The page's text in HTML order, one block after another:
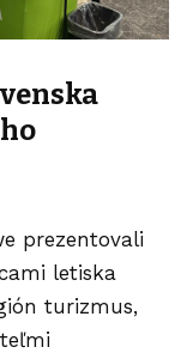
prezentovali
letiska
turizmus,